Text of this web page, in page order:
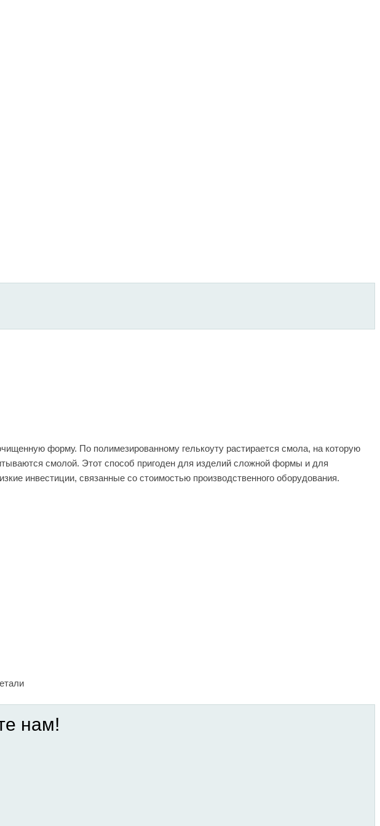
форму. По полимезированному гелькоуту растирается смола, на которую
смолой. Этот способ пригоден для изделий сложной формы и для
инвестиции, связанные со стоимостью производственного оборудования.
нам!